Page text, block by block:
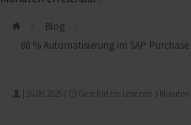
Blog
80 % Automatisierung im SAP
| 16.09.2025| Geschätzte Lesezeit 3 Minuten